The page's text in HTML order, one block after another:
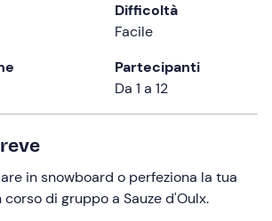
Difficoltà
Facile
Partecipanti
Da 1 a 12
in snowboard o perfeziona la tua
di gruppo a Sauze d'Oulx.